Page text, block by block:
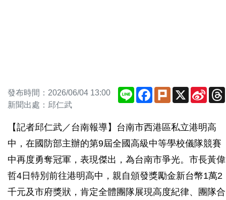
發布時間：2026/06/04 13:00
新聞出處：邱仁武
Line Facebook
Plurk X
Sina
【記者邱仁武／台南報導】台南市西港區私立港明高
中，在國防部主辦的第9屆全國高級中等學校儀隊競賽
中再度勇奪冠軍，表現傑出，為台南市爭光。市長黃偉
哲4日特別前往港明高中，親自頒發獎勵金新台幣1萬2
千元及市府獎狀，肯定全體團隊展現高度紀律、團隊合